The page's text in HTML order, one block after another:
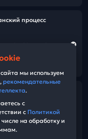
процесс
процесс
2025 г., 07:00
мы используем
рекомендательные
.
с
с Политикой
числе на обработку и